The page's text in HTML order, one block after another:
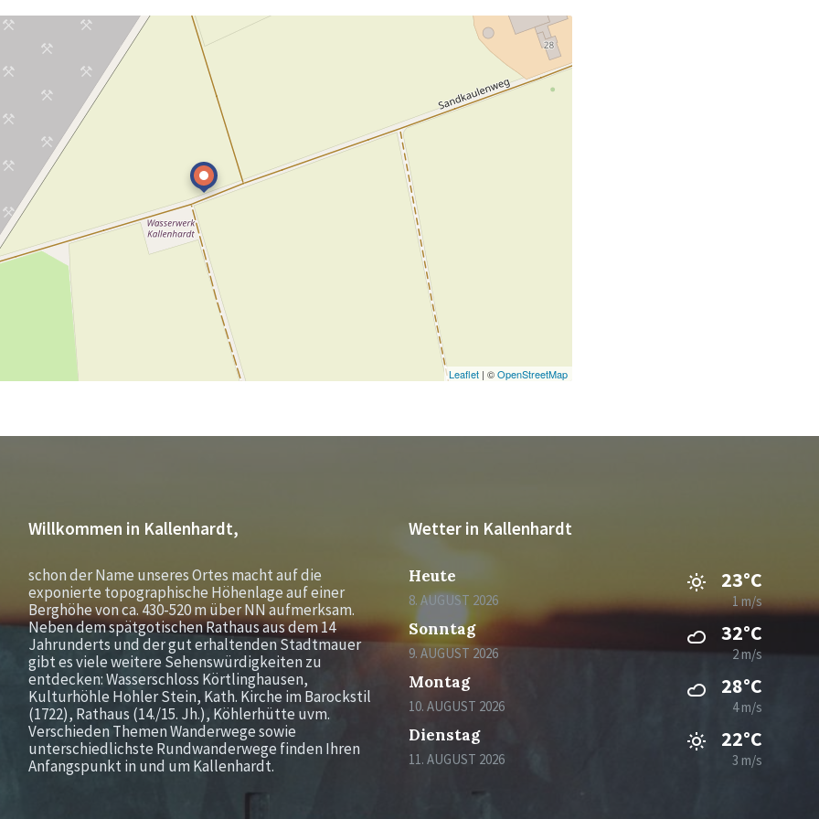
Leaflet| ©OpenStreetMap
Willkommen in Kallenhardt,
schon der Name unseres Ortes macht auf die
exponierte topographische Höhenlage auf einer
Berghöhe von ca. 430-520 m über NN aufmerksam.
Neben dem spätgotischen Rathaus aus dem 14
Jahrunderts und der gut erhaltenden Stadtmauer
gibt es viele weitere Sehenswürdigkeiten zu
entdecken: Wasserschloss Körtlinghausen,
Kulturhöhle Hohler Stein, Kath. Kirche im Barockstil
(1722), Rathaus (14./15. Jh.), Köhlerhütte uvm.
Verschieden Themen Wanderwege sowie
unterschiedlichste Rundwanderwege finden Ihren
Anfangspunkt in und um Kallenhardt.
Wetter in Kallenhardt
Heute
8. AUGUST 2026
23°C
1 m/s
Sonntag
9. AUGUST 2026
32°C
2 m/s
Montag
10. AUGUST 2026
28°C
4 m/s
Dienstag
11. AUGUST 2026
22°C
3 m/s